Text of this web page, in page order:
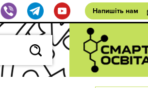
Напишіть нам